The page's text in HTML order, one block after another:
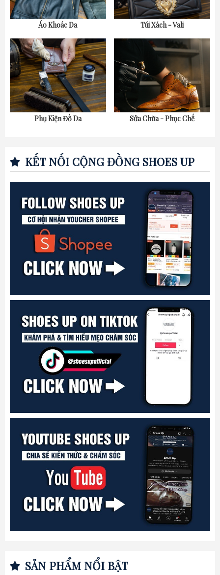
Áo Khoác Da Túi Xách - Vali
Phụ Kiện Đồ Da Sửa Chữa - Phục Chế
KẾT NỐI CỘNG ĐỒNG SHOES UP
SẢN PHẨM NỔI BẬT